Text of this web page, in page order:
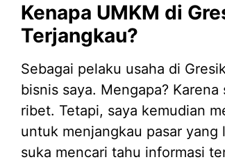
Kenapa UMKM di
Terjangkau?
Sebagai pelaku usaha di
bisnis saya. Mengapa?
ribet. Tetapi, saya kemudian
untuk menjangkau pasar
suka mencari tahu informasi